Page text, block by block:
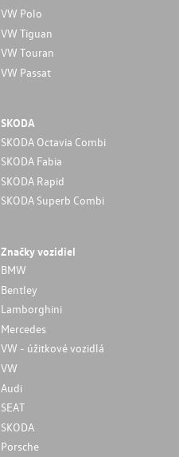
VW Polo
VW Tiguan
VW Touran
VW Passat
SKODA
SKODA Octavia Combi
SKODA Fabia
SKODA Rapid
SKODA Superb Combi
Značky vozidiel
BMW
Bentley
Lamborghini
Mercedes
VW - úžitkové vozidlá
VW
Audi
SEAT
SKODA
Porsche